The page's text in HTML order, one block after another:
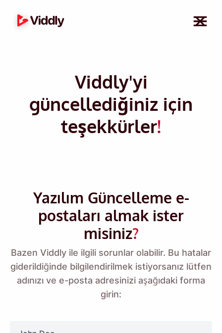
Viddly'yi
güncellediğiniz için
teşekkürler!
Yazılım Güncelleme e-
postaları almak ister
misiniz?
Bazen Viddly ile ilgili sorunlar olabilir. Bu hatalar
giderildiğinde bilgilendirilmek istiyorsanız lütfen
adınızı ve e-posta adresinizi aşağıdaki forma
girin: